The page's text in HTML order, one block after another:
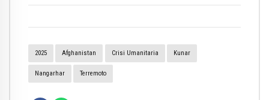
2025 Afghanistan Crisi Umanitaria Kunar
Nangarhar Terremoto